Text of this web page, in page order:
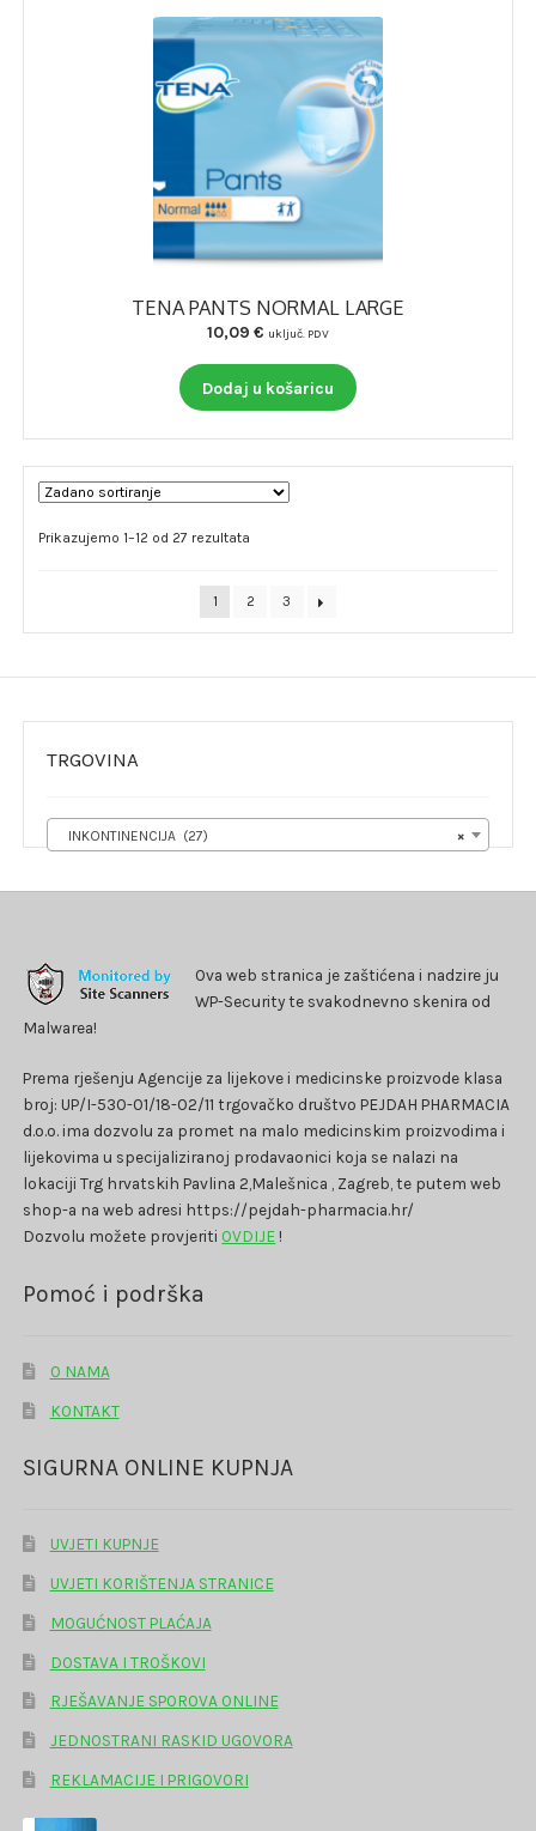
TENA PANTS NORMAL LARGE
10,09 € uključ. PDV
Dodaj u košaricu
Prikazujemo 1–12 od 27 rezultata
1 2 3
TRGOVINA
×
INKONTINENCIJA (27)
Ova web stranica je zaštićena i nadzire ju
WP-Security te svakodnevno skenira od
Malwarea!
Prema rješenju Agencije za lijekove i medicinske proizvode klasa
broj: UP/I-530-01/18-02/11 trgovačko društvo PEJDAH PHARMACIA
d.o.o. ima dozvolu za promet na malo medicinskim proizvodima i
lijekovima u specijaliziranoj prodavaonici koja se nalazi na
lokaciji Trg hrvatskih Pavlina 2,Malešnica , Zagreb, te putem web
shop-a na web adresi https://pejdah-pharmacia.hr/
Dozvolu možete provjeriti OVDIJE !
Pomoć i podrška
O NAMA
KONTAKT
SIGURNA ONLINE KUPNJA
UVJETI KUPNJE
UVJETI KORIŠTENJA STRANICE
MOGUĆNOST PLAĆAJA
DOSTAVA I TROŠKOVI
RJEŠAVANJE SPOROVA ONLINE
JEDNOSTRANI RASKID UGOVORA
REKLAMACIJE I PRIGOVORI